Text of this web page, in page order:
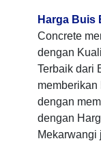
Harga Buis
Concrete
dengan
Terbaik dari
dengan
dengan
Mekarwangi